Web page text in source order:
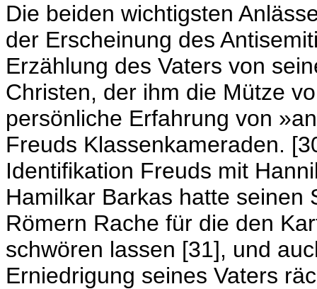
Die beiden wichtigsten
der Erscheinung des
Erzählung des Vaters von
Christen, der ihm die Mütze
persönliche Erfahrung von
Freuds Klassenkameraden.
Identifikation Freuds mit
Hamilkar Barkas hatte seinen
Römern Rache für die den
schwören lassen [31], und
Erniedrigung seines Vaters